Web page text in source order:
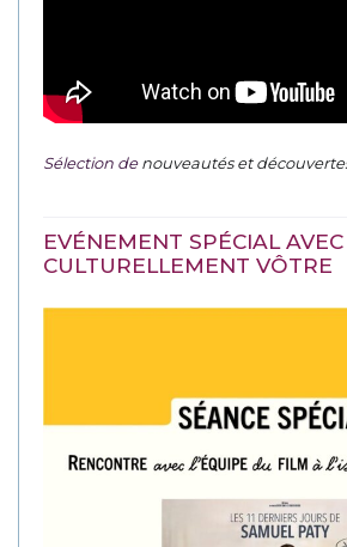
Sélection denouveautés et
EVÉNEMENT SPÉCIAL AVEC
CULTURELLEMENT VÔTRE